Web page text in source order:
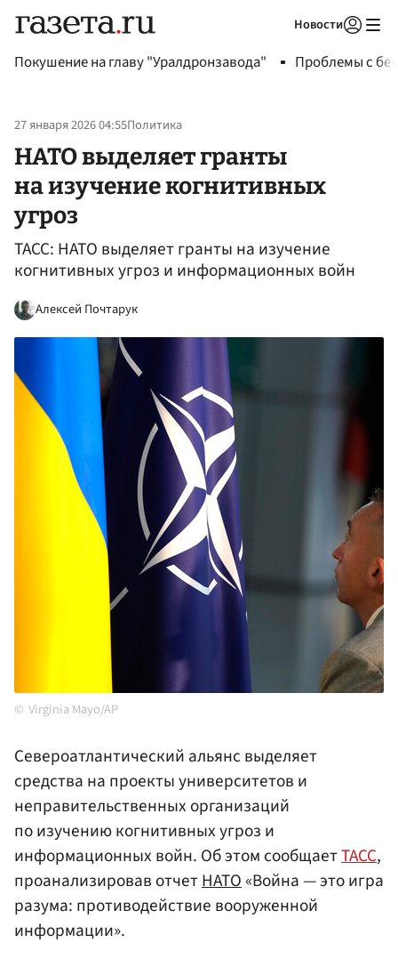
Новости
Покушение на главу "Уралдронзавода" Проблемы с
27 января 2026 04:55Политика
НАТО выделяет гранты
на изучение когнитивных
угроз
ТАСС: НАТО выделяет гранты на изучение
когнитивных угроз и информационных войн
Алексей Почтарук
Virginia Mayo/AP
Североатлантический альянс выделяет
средства на проекты университетов и
неправительственных организаций
по изучению когнитивных угроз и
информационных войн. Об этом сообщаетТАСС,
проанализировав отчетНАТО«Война — это игра
разума: противодействие вооруженной
информации».